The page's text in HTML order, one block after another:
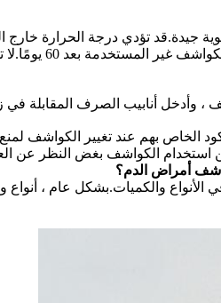
، وأدخل أنابيب الصرف المقابلة
الخاص بهم عند تغيير الكواشف
الكواشف بغض النظر عن
أمراض الدم؟
الأنواع والكميات.بشكل عام ،